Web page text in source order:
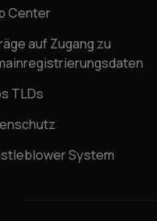
Center
auf Zugang zu
TLDs
System